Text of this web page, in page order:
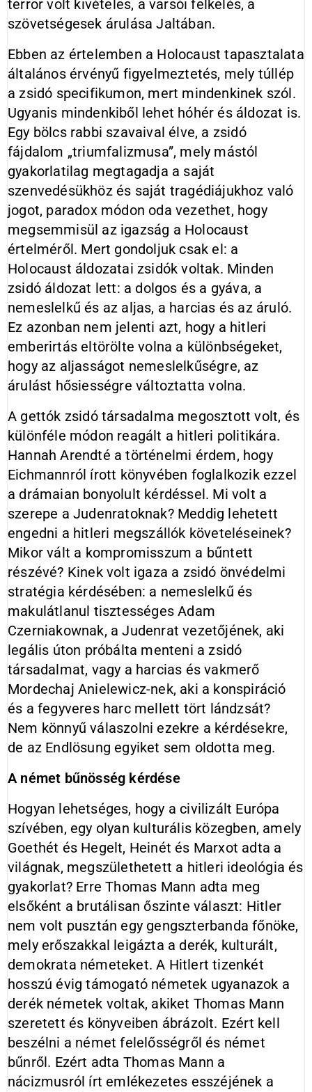
terror volt kivételes, a varsói felkelés, a
szövetségesek árulása Jaltában.
Ebben az értelemben a Holocaust tapasztalata
általános érvényű figyelmeztetés, mely túllép
a zsidó specifikumon, mert mindenkinek szól.
Ugyanis mindenkiből lehet hóhér és áldozat is.
Egy bölcs rabbi szavaival élve, a zsidó
fájdalom „triumfalizmusa”, mely mástól
gyakorlatilag megtagadja a saját
szenvedésükhöz és saját tragédiájukhoz való
jogot, paradox módon oda vezethet, hogy
megsemmisül az igazság a Holocaust
értelméről. Mert gondoljuk csak el: a
Holocaust áldozatai zsidók voltak. Minden
zsidó áldozat lett: a dolgos és a gyáva, a
nemeslelkű és az aljas, a harcias és az áruló.
Ez azonban nem jelenti azt, hogy a hitleri
emberirtás eltörölte volna a különbségeket,
hogy az aljasságot nemeslelkűségre, az
árulást hősiességre változtatta volna.
A gettók zsidó társadalma megosztott volt, és
különféle módon reagált a hitleri politikára.
Hannah Arendté a történelmi érdem, hogy
Eichmannról írott könyvében foglalkozik ezzel
a drámaian bonyolult kérdéssel. Mi volt a
szerepe a Judenratoknak? Meddig lehetett
engedni a hitleri megszállók követeléseinek?
Mikor vált a kompromisszum a bűntett
részévé? Kinek volt igaza a zsidó önvédelmi
stratégia kérdésében: a nemeslelkű és
makulátlanul tisztességes Adam
Czerniakownak, a Judenrat vezetőjének, aki
legális úton próbálta menteni a zsidó
társadalmat, vagy a harcias és vakmerő
Mordechaj Anielewicz-nek, aki a konspiráció
és a fegyveres harc mellett tört lándzsát?
Nem könnyű válaszolni ezekre a kérdésekre,
de az Endlösung egyiket sem oldotta meg.
A német bűnösség kérdése
Hogyan lehetséges, hogy a civilizált Európa
szívében, egy olyan kulturális közegben, amely
Goethét és Hegelt, Heinét és Marxot adta a
világnak, megszülethetett a hitleri ideológia és
gyakorlat? Erre Thomas Mann adta meg
elsőként a brutálisan őszinte választ: Hitler
nem volt pusztán egy gengszterbanda főnöke,
mely erőszakkal leigázta a derék, kulturált,
demokrata németeket. A Hitlert tizenkét
hosszú évig támogató németek ugyanazok a
derék németek voltak, akiket Thomas Mann
szeretett és könyveiben ábrázolt. Ezért kell
beszélni a német felelősségről és német
bűnről. Ezért adta Thomas Mann a
nácizmusról írt emlékezetes esszéjének a